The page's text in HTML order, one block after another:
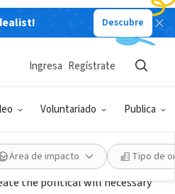
Descubre
Voluntariado Publica
Ingresa Regístrate
Área de impacto Tipo de
LUCRO
the political will necessary